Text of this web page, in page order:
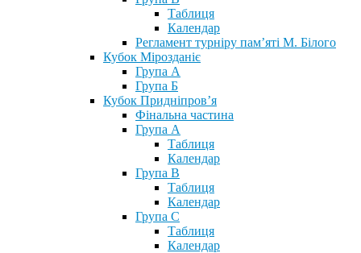
Таблиця
Календар
Регламент турніру пам’яті М. Білого
Кубок Мірозданіє
Група А
Група Б
Кубок Придніпров’я
Фінальна частина
Група А
Таблиця
Календар
Група В
Таблиця
Календар
Група С
Таблиця
Календар